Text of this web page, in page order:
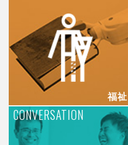
福祉
CONVERSATION